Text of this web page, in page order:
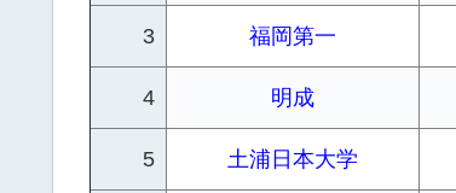
3 福岡第一
4 明成
5 土浦日本大学